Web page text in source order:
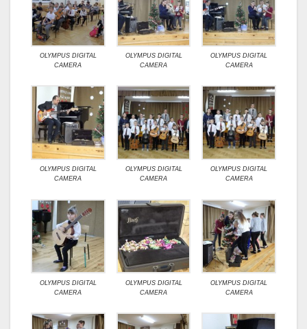
OLYMPUS DIGITAL
CAMERA
OLYMPUS DIGITAL
CAMERA
OLYMPUS DIGITAL
CAMERA
OLYMPUS DIGITAL
CAMERA
OLYMPUS DIGITAL
CAMERA
OLYMPUS DIGITAL
CAMERA
OLYMPUS DIGITAL
CAMERA
OLYMPUS DIGITAL
CAMERA
OLYMPUS DIGITAL
CAMERA